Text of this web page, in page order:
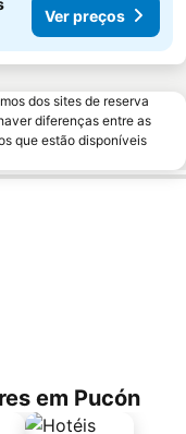
Ver preços
dos sites de reserva
diferenças entre as
que estão disponíveis
em Pucón